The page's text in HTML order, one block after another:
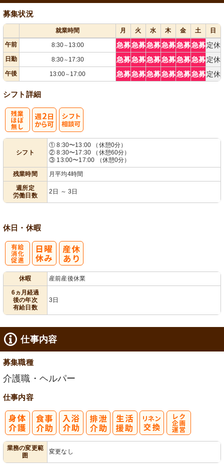
募集状況
就業時間 月 火 水 木 金 土
日
午前
8:30～ 13:00 急募急募急募急募急募急募 定休
日勤 8:30～ 17:30 急募急募急募急募急募急募 定休
午後 13:00～ 17:00 急募急募急募急募急募急募 定休
シフト詳細
シフト
① 8:30〜13:00 （休憩0分）
② 8:30〜17:30 （休憩60分）
③ 13:00〜17:00 （休憩0分）
残業時間
月平均4時間
週所定
労働日数
2日 ～ 3日
休日・休暇
休暇
産前産後休業
6ヵ月経過
後の年次
有給日数
3日
仕事内容
募集職種
介護職・ヘルパー
仕事内容
業務の変更範
囲
変更なし